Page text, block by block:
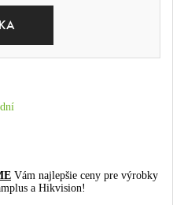
Vám najlepšie ceny pre výrobky
a Hikvision!